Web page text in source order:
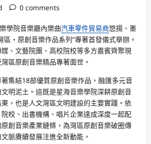
0 comments
學院音樂廳內樂曲汽車零件貿易商悠揚、墨
區・原創音樂作品系列”專著首發儀式舉辦。
、文藝院團、高校院校等多方嘉賓齊聚現
區原創音樂精品專著面世。
集結18部優質原創音樂作品，融匯多元音
明泥土。這既是星海音樂學院深耕原創音
，也是人文灣區文明建設的主要實踐。依
校、出書機構、唱片企業達成深度一起配
創音樂產業鏈條，為灣區原創音樂破圈傳
文脈賡續發展注進全新動能。